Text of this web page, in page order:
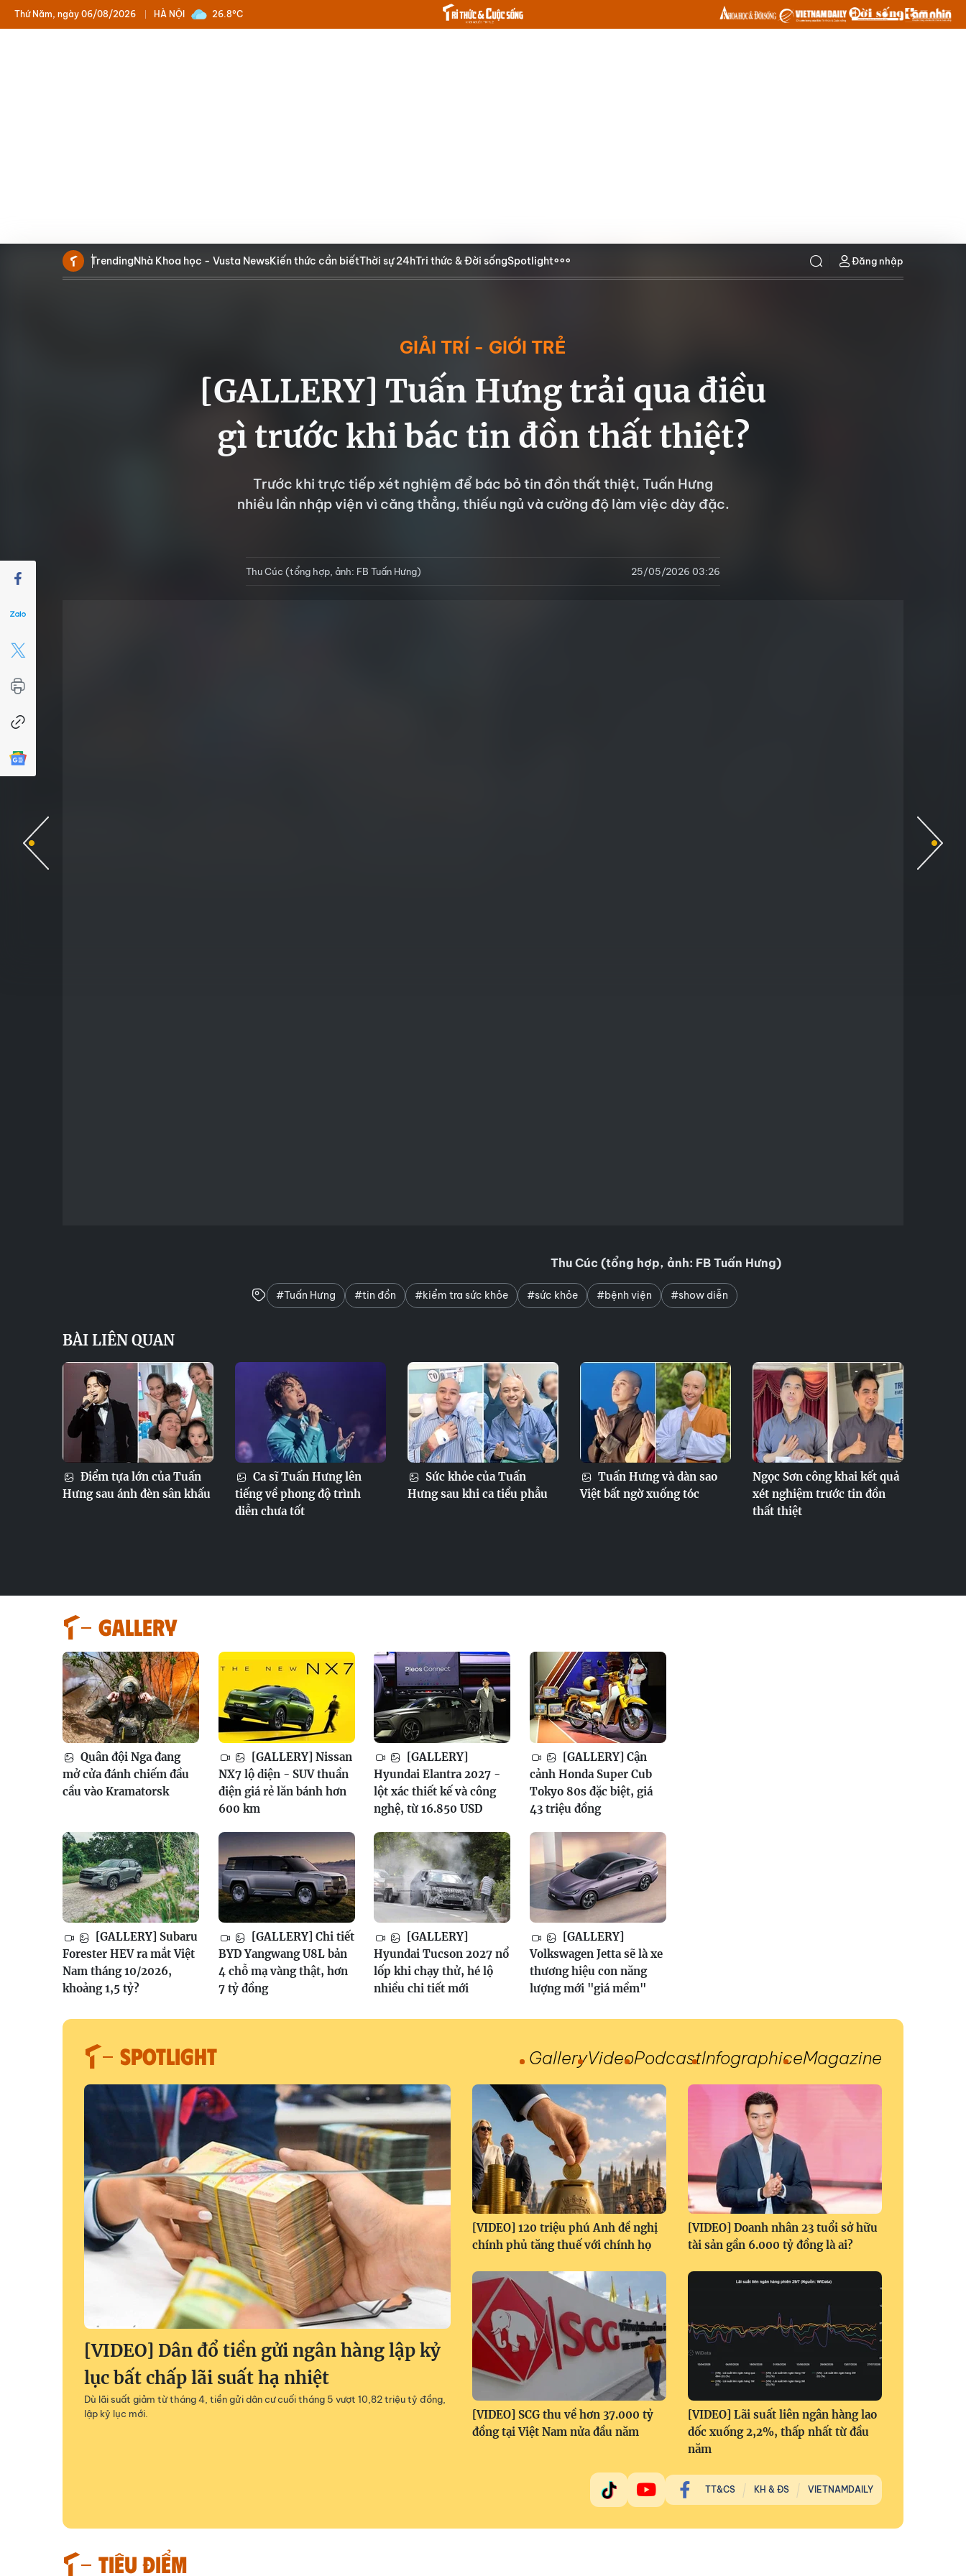
HÀ NỘI
Thứ Năm, ngày 06/08/2026 26.8°C
TrendingNhà Khoa học - Vusta NewsKiến thức cần biếtThời sự 24hTri thức & Đời sốngSpotlight Đăng nhập
GIẢI TRÍ - GIỚI TRẺ
[GALLERY] Tuấn Hưng trải qua điều
gì trước khi bác tin đồn thất thiệt?
Trước khi trực tiếp xét nghiệm để bác bỏ tin đồn thất thiệt, Tuấn Hưng
nhiều lần nhập viện vì căng thẳng, thiếu ngủ và cường độ làm việc dày đặc.
Thu Cúc (tổng hợp, ảnh: FB Tuấn Hưng) 25/05/2026 03:26
Thu Cúc (tổng hợp, ảnh: FB Tuấn Hưng)
#Tuấn Hưng #tin đồn #kiểm tra sức khỏe #sức khỏe #bệnh viện #show diễn
BÀI LIÊN QUAN
Điểm tựa lớn của Tuấn
Hưng sau ánh đèn sân khấu
Ca sĩ Tuấn Hưng lên
tiếng về phong độ trình
diễn chưa tốt
Sức khỏe của Tuấn
Hưng sau khi ca tiểu phẫu
Tuấn Hưng và dàn sao
Việt bất ngờ xuống tóc
Ngọc Sơn công khai kết quả
xét nghiệm trước tin đồn
thất thiệt
GALLERY
Quân đội Nga đang
mở cửa đánh chiếm đầu
cầu vào Kramatorsk
[GALLERY] Nissan
NX7 lộ diện - SUV thuần
điện giá rẻ lăn bánh hơn
600 km
[GALLERY]
Hyundai Elantra 2027 -
lột xác thiết kế và công
nghệ, từ 16.850 USD
[GALLERY] Cận
cảnh Honda Super Cub
Tokyo 80s đặc biệt, giá
43 triệu đồng
[GALLERY] Subaru
Forester HEV ra mắt Việt
Nam tháng 10/2026,
khoảng 1,5 tỷ?
[GALLERY] Chi tiết
BYD Yangwang U8L bản
4 chỗ mạ vàng thật, hơn
7 tỷ đồng
[GALLERY]
Hyundai Tucson 2027 nổ
lốp khi chạy thử, hé lộ
nhiều chi tiết mới
[GALLERY]
Volkswagen Jetta sẽ là xe
thương hiệu con năng
lượng mới "giá mềm"
SPOTLIGHT GalleryVideoPodcastInfographiceMagazine
[VIDEO] Dân đổ tiền gửi ngân hàng lập kỷ
lục bất chấp lãi suất hạ nhiệt
Dù lãi suất giảm từ tháng 4, tiền gửi dân cư cuối tháng 5 vượt 10,82 triệu tỷ đồng,
lập kỷ lục mới.
[VIDEO] 120 triệu phú Anh đề nghị
chính phủ tăng thuế với chính họ
[VIDEO] Doanh nhân 23 tuổi sở hữu
tài sản gần 6.000 tỷ đồng là ai?
[VIDEO] SCG thu về hơn 37.000 tỷ
đồng tại Việt Nam nửa đầu năm
[VIDEO] Lãi suất liên ngân hàng lao
dốc xuống 2,2%, thấp nhất từ đầu
năm
TT&CS KH & ĐS VIETNAMDAILY
TIÊU ĐIỂM